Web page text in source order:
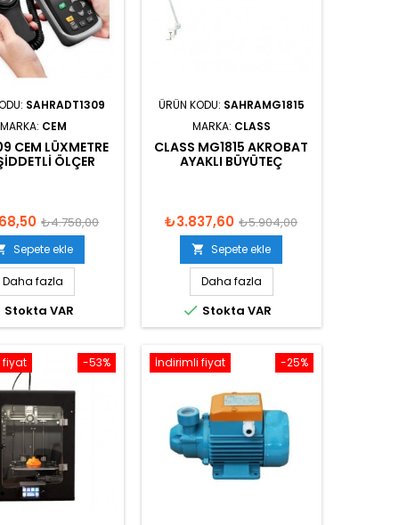
SAHRADT1309
MARKA: CEM
CEM LÜXMETRE
ÖLÇER
₺4.758,00
Sepete ekle
Daha fazla
Stokta VAR
ÜRÜN KODU: SAHRAMG1815
MARKA: CLASS
CLASS MG1815 AKROBAT
AYAKLI BÜYÜTEÇ
₺3.837,60 ₺5.904,00
 Sepete ekle
Daha fazla
 Stokta VAR
-53%
fiyat -25%
İndirimli fiyat